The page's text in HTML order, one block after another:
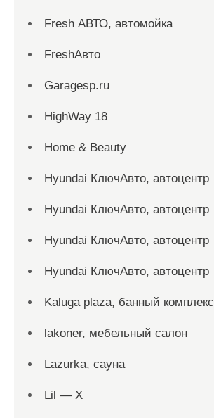
Fresh АВТО, автомойка
FreshАвто
Garagesp.ru
HighWay 18
Home & Beauty
Hyundai КлючАвто, автоцентр
Hyundai КлючАвто, автоцентр
Hyundai КлючАвто, автоцентр
Hyundai КлючАвто, автоцентр
Kaluga plaza, банный комплекс
lakoner, мебельный салон
Lazurka, сауна
Lil — X